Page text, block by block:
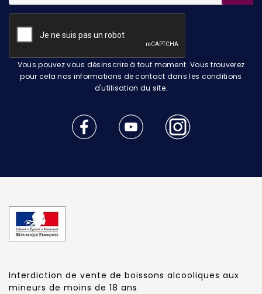
Vous pouvez vous désinscrire à tout moment. Vous trouverez
pour cela nos informations de contact dans les conditions
d'utilisation du site.
Interdiction de vente de boissons alcooliques aux
mineurs de moins de 18 ans